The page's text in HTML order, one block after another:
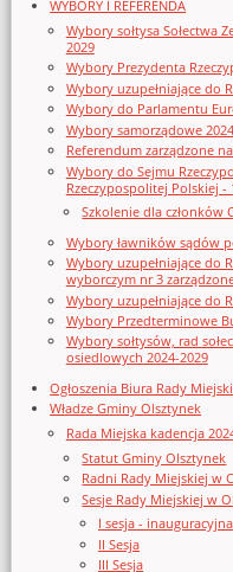
WYBORY I REFERENDA
Wybory sołtysa Sołectwa
2029
Wybory Prezydenta
Wybory uzupełniające do
Wybory do Parlamentu
Wybory samorządowe
Referendum zarządzone
Wybory do Sejmu
Rzeczypospolitej Polskiej -
Szkolenie dla członków
Wybory ławników sądów
Wybory uzupełniające do
wyborczym nr 3
Wybory uzupełniające do
Wybory Przedterminowe
Wybory sołtysów, rad
osiedlowych 2024-2029
Ogłoszenia Biura Rady
Władze Gminy Olsztynek
Rada Miejska kadencja
Statut Gminy Olsztynek
Radni Rady Miejskiej w
Sesje Rady Miejskiej w
I sesja - inauguracyjna
II Sesja
III Sesja